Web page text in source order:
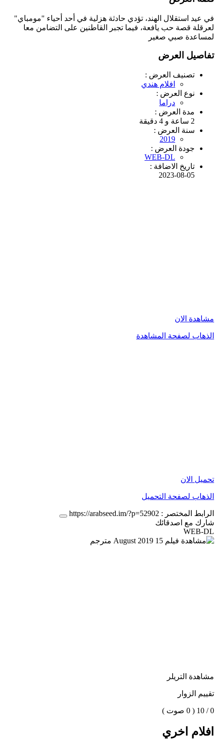
في عيد استقلال الهند، تؤدي حادثة هزلية في أحد أحياء "مومباي"
لعرقلة قصة حب يافعة، فيما تجبر القاطنين على التضامن معا
لمساعدة صبي صغير
تفاصيل العرض
تصنيف العرض :
افلام هندي
نوع العرض :
دراما
مدة العرض :
2 ساعة و 4 دقيقة
سنة العرض :
2019
جودة العرض :
WEB-DL
تاريخ الاضافة :
2023-08-05
مشاهدة الان
الذهاب لصفحة المشاهدة
تحميل الان
الذهاب لصفحة التحميل
الرابط المختصر : https://arabseed.im/?p=52902
شارك مع اصدقائك
WEB-DL
مشاهدة التريلر
تقييم الزوار
0 / 10 ( 0 صوت )
افلام اخري